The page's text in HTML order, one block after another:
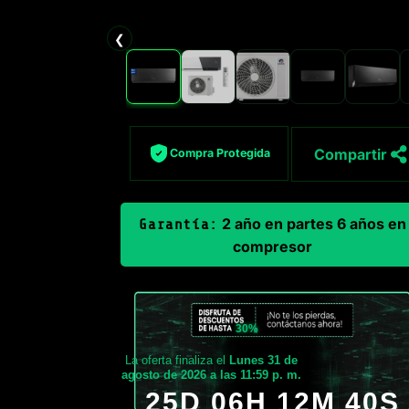
❮
Compra Protegida Compartir
Garantía: 2 año en partes 6 años en
compresor
30%
La oferta finaliza el Lunes 31 de
agosto de 2026 a las 11:59 p. m.
25D 06H 12M 39S